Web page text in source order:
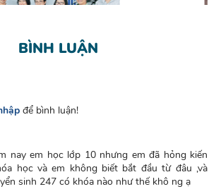
giỏi - Tham gia giảng dạy
BÌNH LUẬN
để bình luận!
nay em học lớp 10 nhưng em đã hỏng kiến
học và em không biết bắt đầu từ đâu ,và
sinh 247 có khóa nào như thế khô ng ạ